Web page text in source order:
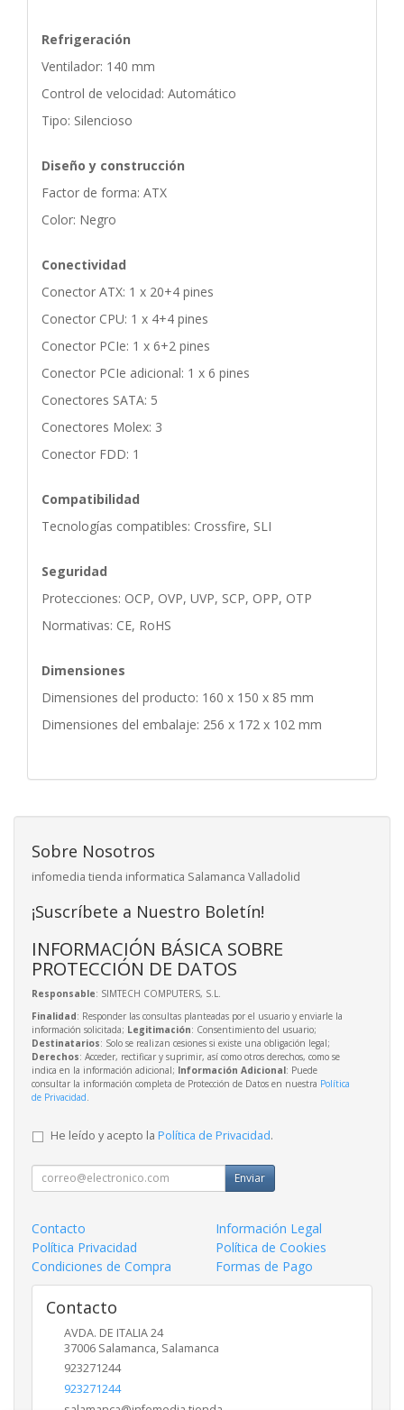
Refrigeración
Ventilador: 140 mm
Control de velocidad: Automático
Tipo: Silencioso
Diseño y construcción
Factor de forma: ATX
Color: Negro
Conectividad
Conector ATX: 1 x 20+4 pines
Conector CPU: 1 x 4+4 pines
Conector PCIe: 1 x 6+2 pines
Conector PCIe adicional: 1 x 6 pines
Conectores SATA: 5
Conectores Molex: 3
Conector FDD: 1
Compatibilidad
Tecnologías compatibles: Crossfire, SLI
Seguridad
Protecciones: OCP, OVP, UVP, SCP, OPP, OTP
Normativas: CE, RoHS
Dimensiones
Dimensiones del producto: 160 x 150 x 85 mm
Dimensiones del embalaje: 256 x 172 x 102 mm
Sobre Nosotros
infomedia tienda informatica Salamanca Valladolid
¡Suscríbete a Nuestro Boletín!
INFORMACIÓN BÁSICA SOBRE
PROTECCIÓN DE DATOS
Responsable: SIMTECH COMPUTERS, S.L.
Finalidad: Responder las consultas planteadas por el usuario y enviarle la
información solicitada; Legitimación: Consentimiento del usuario;
Destinatarios: Solo se realizan cesiones si existe una obligación legal;
Derechos: Acceder, rectificar y suprimir, así como otros derechos, como se
indica en la información adicional; Información Adicional: Puede
consultar la información completa de Protección de Datos en nuestra Política
de Privacidad
He leído y acepto la Política de Privacidad.
Enviar
Contacto
Información Legal
Política Privacidad
Política de Cookies
Condiciones de Compra
Formas de Pago
Contacto
AVDA. DE ITALIA 24
37006 Salamanca, Salamanca
923271244
923271244